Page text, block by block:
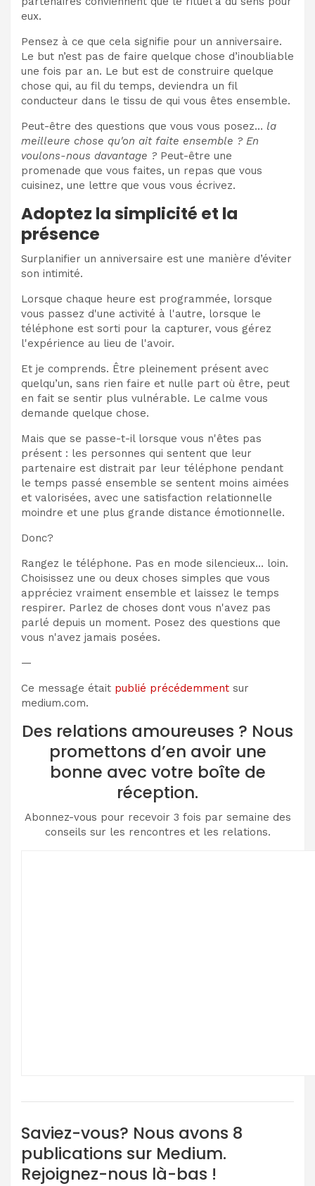
eux.
Pensez à ce que cela signifie pour un anniversaire.
Le but n’est pas de faire quelque chose d’inoubliable
une fois par an. Le but est de construire quelque
chose qui, au fil du temps, deviendra un fil
conducteur dans le tissu de qui vous êtes ensemble.
Peut-être des questions que vous vous posez… la
meilleure chose qu'on ait faite ensemble ? En
voulons-nous davantage ? Peut-être une
promenade que vous faites, un repas que vous
cuisinez, une lettre que vous vous écrivez.
Adoptez la simplicité et la
présence
Surplanifier un anniversaire est une manière d’éviter
son intimité.
Lorsque chaque heure est programmée, lorsque
vous passez d'une activité à l'autre, lorsque le
téléphone est sorti pour la capturer, vous gérez
l'expérience au lieu de l'avoir.
Et je comprends. Être pleinement présent avec
quelqu’un, sans rien faire et nulle part où être, peut
en fait se sentir plus vulnérable. Le calme vous
demande quelque chose.
Mais que se passe-t-il lorsque vous n'êtes pas
présent : les personnes qui sentent que leur
partenaire est distrait par leur téléphone pendant
le temps passé ensemble se sentent moins aimées
et valorisées, avec une satisfaction relationnelle
moindre et une plus grande distance émotionnelle.
Donc?
Rangez le téléphone. Pas en mode silencieux… loin.
Choisissez une ou deux choses simples que vous
appréciez vraiment ensemble et laissez le temps
respirer. Parlez de choses dont vous n'avez pas
parlé depuis un moment. Posez des questions que
vous n'avez jamais posées.
—
Ce message était publié précédemment sur
medium.com.
Des relations amoureuses ? Nous
promettons d’en avoir une
bonne avec votre boîte de
réception.
Abonnez-vous pour recevoir 3 fois par semaine des
conseils sur les rencontres et les relations.
Saviez-vous? Nous avons 8
publications sur Medium.
Rejoignez-nous là-bas !